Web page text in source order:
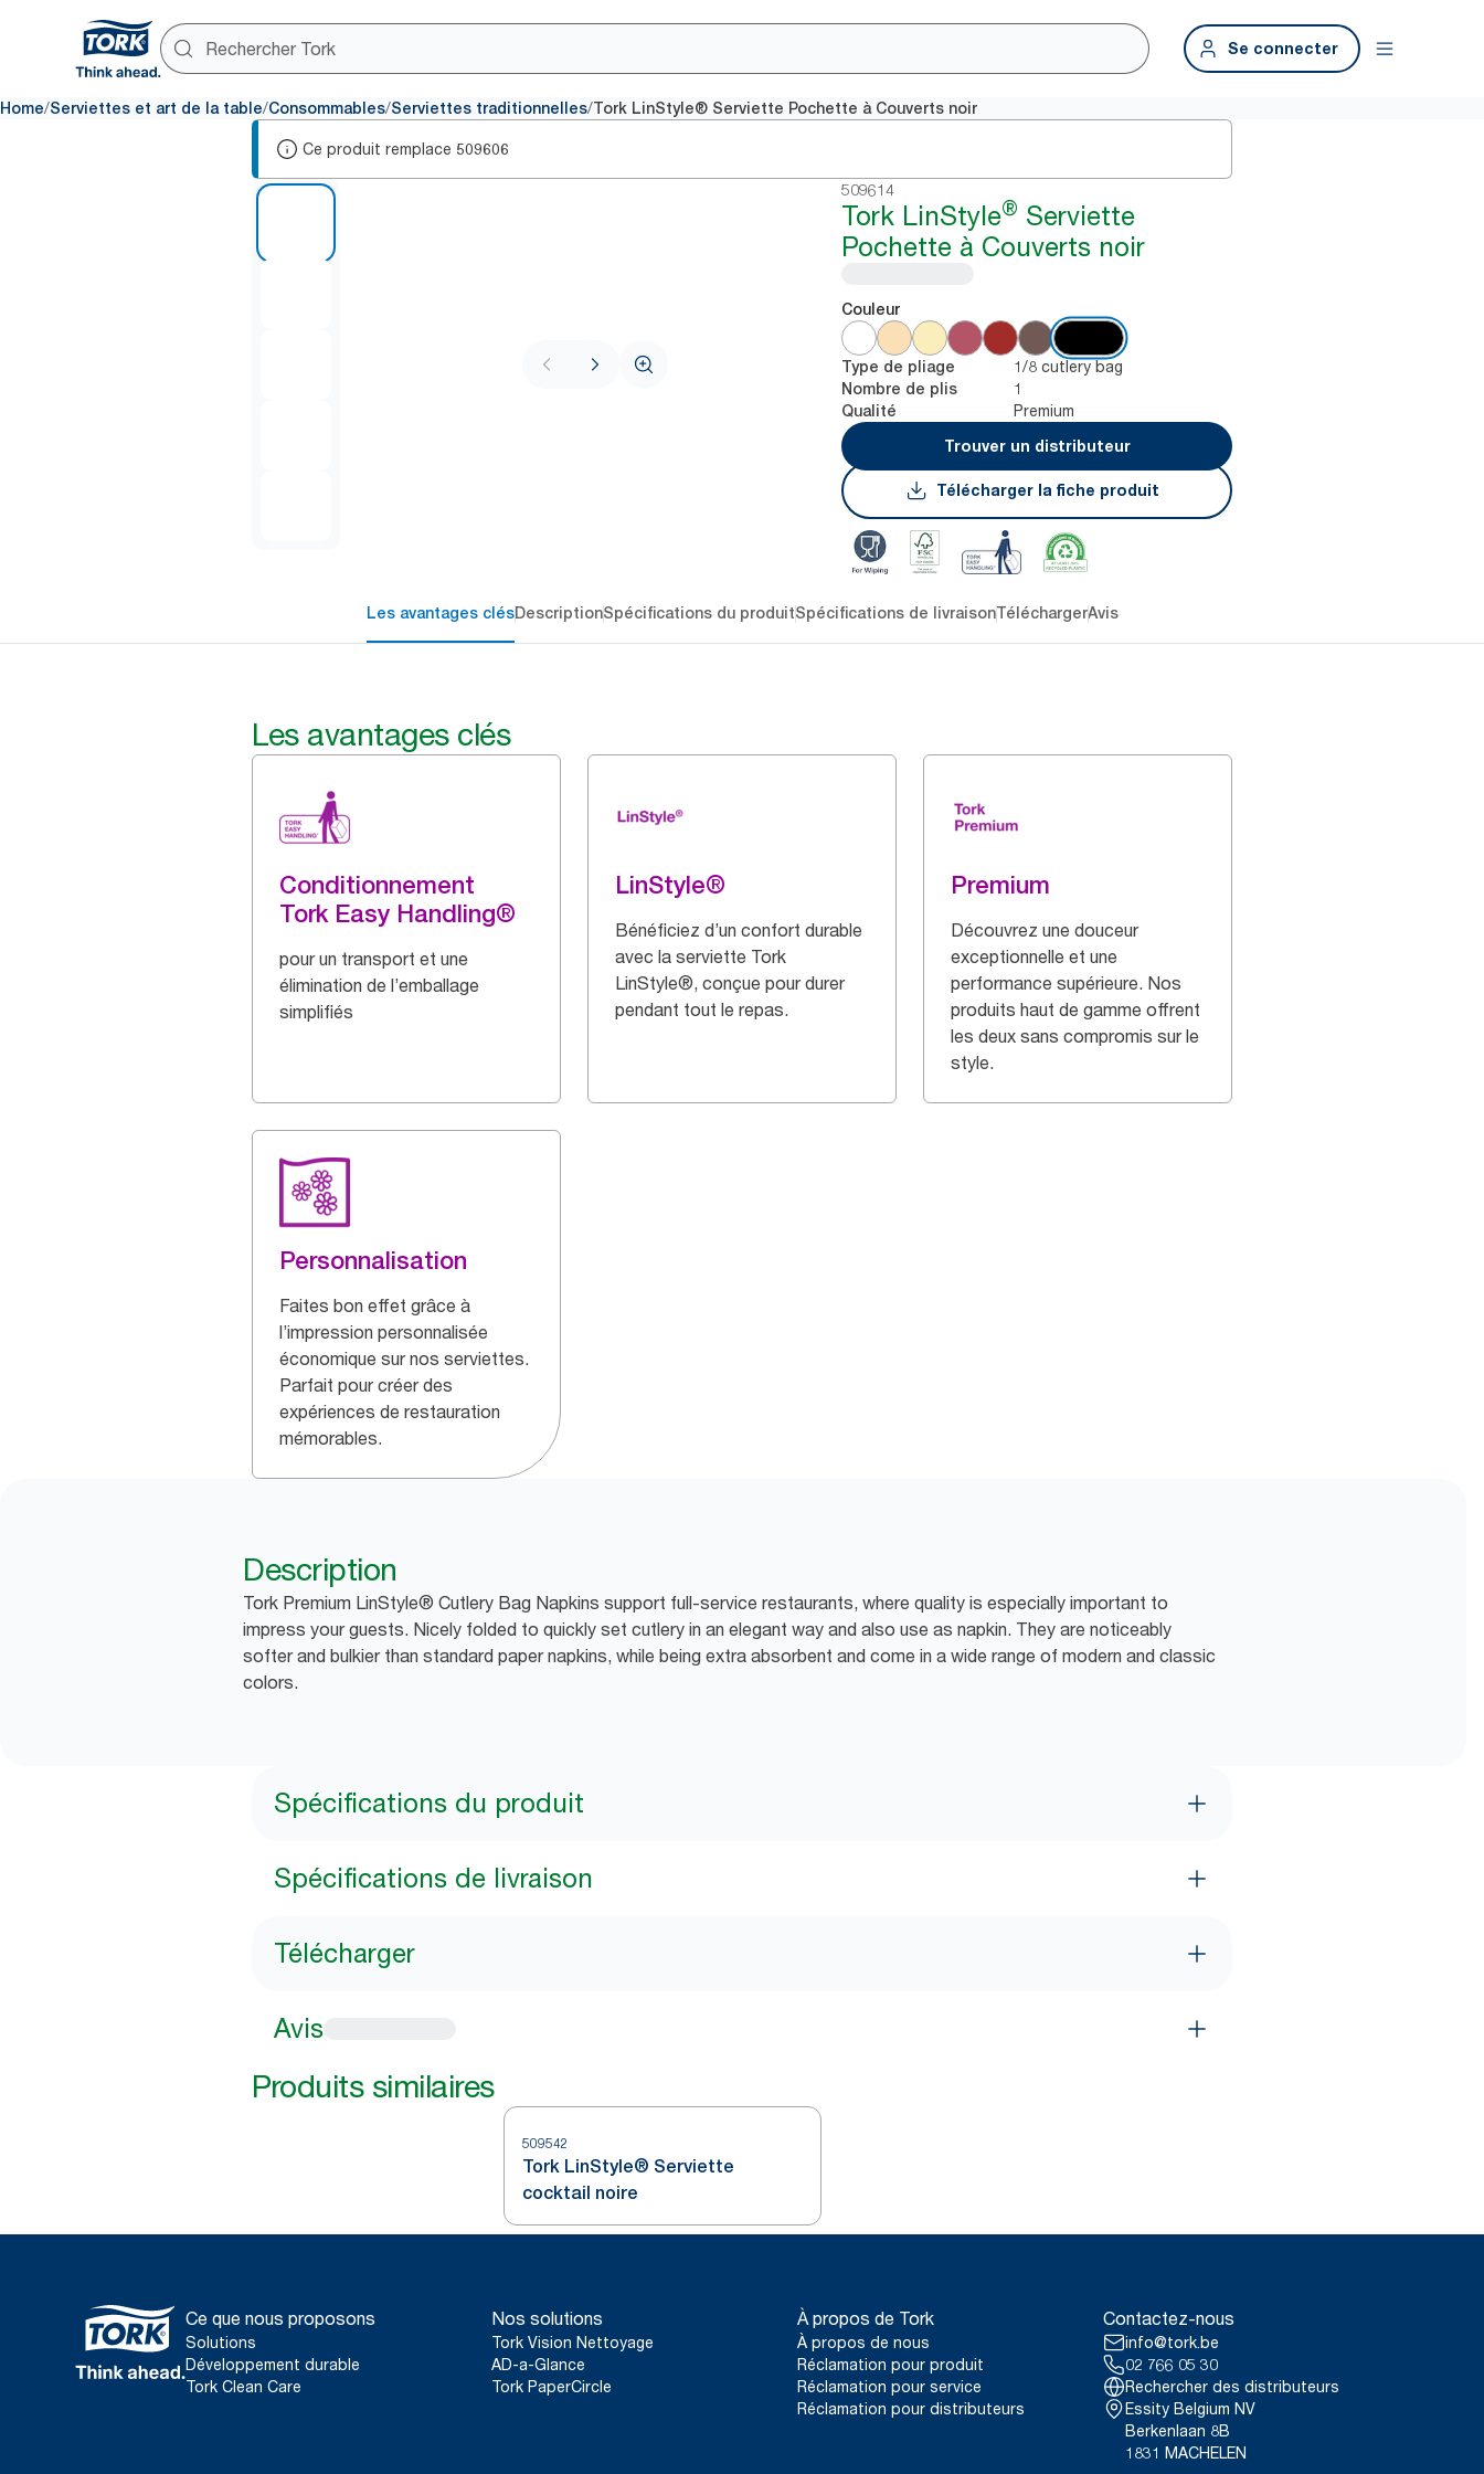
Se connecter
Home/Serviettes et art de la table/Consommables/Serviettes traditionnelles/Tork LinStyle® Serviette Pochette à Couverts noir
Ce produit remplace 509606
509614
Tork LinStyle® Serviette
Pochette à Couverts noir
Couleur
Type de pliage 1/8 cutlery bag
Nombre de plis 1
Qualité
Premium
Trouver un distributeur
Télécharger la fiche produit
Les avantages clésDescriptionSpécifications du produitSpécifications de livraisonTéléchargerAvis
Les avantages clés
Conditionnement
Tork Easy Handling®
pour un transport et une
élimination de l’emballage
simplifiés
LinStyle®
Bénéficiez d’un confort durable
avec la serviette Tork
LinStyle®, conçue pour durer
pendant tout le repas.
Premium
Découvrez une douceur
exceptionnelle et une
performance supérieure. Nos
produits haut de gamme offrent
les deux sans compromis sur le
style.
Personnalisation
Faites bon effet grâce à
l’impression personnalisée
économique sur nos serviettes.
Parfait pour créer des
expériences de restauration
mémorables.
Description
Tork Premium LinStyle® Cutlery Bag Napkins support full-service restaurants, where quality is especially important to
impress your guests. Nicely folded to quickly set cutlery in an elegant way and also use as napkin. They are noticeably
softer and bulkier than standard paper napkins, while being extra absorbent and come in a wide range of modern and classic
colors.
Spécifications du produit
Spécifications de livraison
Télécharger
Avis
Produits similaires
509542
Tork LinStyle® Serviette
cocktail noire
Ce que nous proposons
Solutions
Développement durable
Tork Clean Care
Nos solutions
Tork Vision Nettoyage
AD-a-Glance
Tork PaperCircle
À propos de Tork
À propos de nous
Réclamation pour produit
Réclamation pour service
Réclamation pour distributeurs
Contactez-nous
info@tork.be
02 766 05 30
Rechercher des distributeurs
Essity Belgium NV
Berkenlaan 8B
1831 MACHELEN